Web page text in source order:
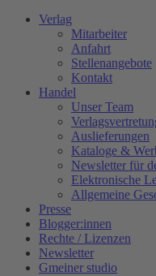
Verlag
Mitarbeiter
Anfahrt
Stellenangebote
Kontakt
Handel
Unser Team
Auslieferungen
Kataloge &
Newsletter für
Elektronische
Allgemeine
Presse
Blogger:innen
Rechte / Lizenzen
Newsletter
Gmeiner studio